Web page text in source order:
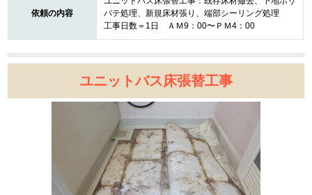
依頼の内容
パテ処理、新規床材張り、端部シーリング処理
工事日数＝1日 ＡＭ9：00〜ＰＭ4：00
ユニットバス床張替工事